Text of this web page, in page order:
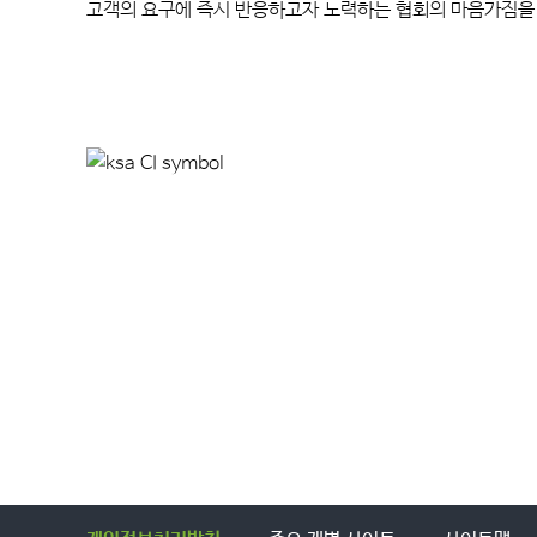
고객의 요구에 즉시 반응하고자 노력하는 협회의 마음가짐